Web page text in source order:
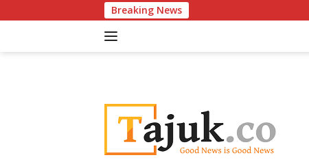
ke
Breaking News